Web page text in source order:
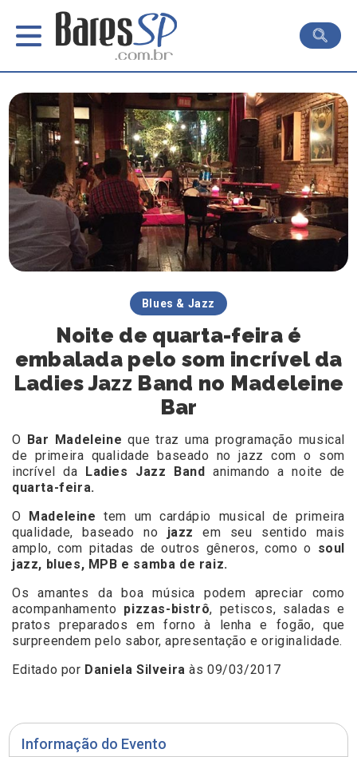
Informação do Evento
Blues & Jazz
Noite de quarta-feira é
embalada pelo som incrível da
Ladies Jazz Band no Madeleine
Bar
O Bar Madeleine que traz uma programação musical
de primeira qualidade baseado no jazz com o som
incrível da
Ladies Jazz Band animando a noite de
quarta-feira.
O
Madeleine tem um cardápio musical de primeira
qualidade, baseado no jazz
em seu sentido mais
amplo, com pitadas de outros gêneros, como o soul
jazz, blues, MPB e samba de raiz.
Os amantes da boa música podem apreciar como
acompanhamento pizzas-bistrô, petiscos, saladas e
pratos preparados em forno à lenha e fogão, que
surpreendem pelo sabor, apresentação e originalidade.
Editado por Daniela Silveira às 09/03/2017